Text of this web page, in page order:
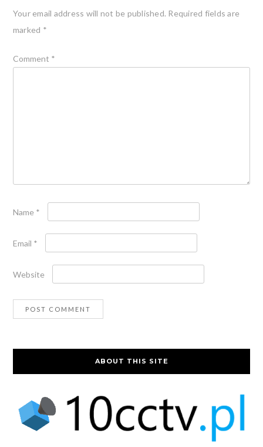
Your email address will not be published. Required fields are
marked *
Comment *
Name *
Email *
Website
ABOUT THIS SITE